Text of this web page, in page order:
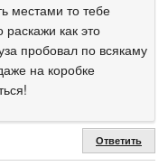
местами то тебе
раскажи как это
пробовал по всякаму
на коробке
Ответить